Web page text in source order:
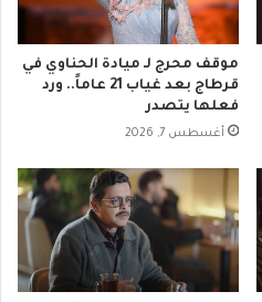
موقف محرج لـ ميادة الحناوي في
قرطاج بعد غياب 21 عاماً.. ورد
فعلها يتصدر
أغسطس 7, 2026